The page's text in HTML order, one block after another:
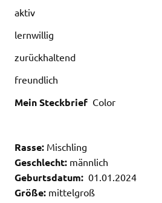
aktiv
lernwillig
zurückhaltend
freundlich
Mein Steckbrief Color
Rasse: Mischling
Geschlecht: männlich
Geburtsdatum: 01.01.2024
Größe: mittelgroß